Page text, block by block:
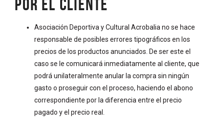
POR EL CLIENTE
Asociación Deportiva y Cultural Acrobalia no se hace
responsable de posibles errores tipográficos en los
precios de los productos anunciados. De ser este el
caso se le comunicará inmediatamente al cliente, que
podrá unilateralmente anular la compra sin ningún
gasto o proseguir con el proceso, haciendo el abono
correspondiente por la diferencia entre el precio
pagado y el precio real.